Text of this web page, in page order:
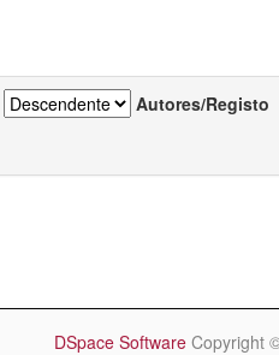
Autores/Registo
DSpace Software Copyright